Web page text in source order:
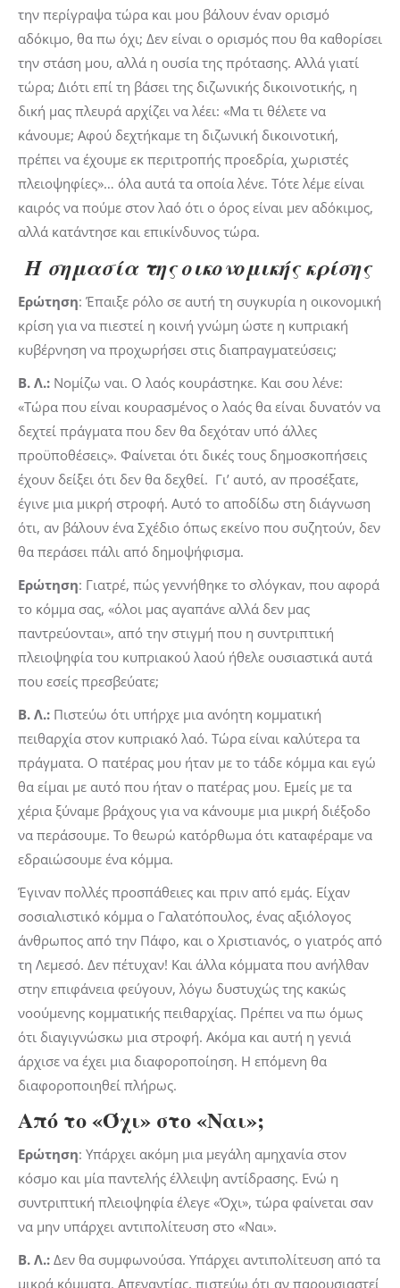
την περίγραψα τώρα και μου βάλουν έναν ορισμό
αδόκιμο, θα πω όχι; Δεν είναι ο ορισμός που θα καθορίσει
την στάση μου, αλλά η ουσία της πρότασης. Αλλά γιατί
τώρα; Διότι επί τη βάσει της διζωνικής δικοινοτικής, η
δική μας πλευρά αρχίζει να λέει: «Μα τι θέλετε να
κάνουμε; Αφού δεχτήκαμε τη διζωνική δικοινοτική,
πρέπει να έχουμε εκ περιτροπής προεδρία, χωριστές
πλειοψηφίες»… όλα αυτά τα οποία λένε. Τότε λέμε είναι
καιρός να πούμε στον λαό ότι ο όρος είναι μεν αδόκιμος,
αλλά κατάντησε και επικίνδυνος τώρα.
Η σημασία της οικονομικής κρίσης
Ερώτηση: Έπαιξε ρόλο σε αυτή τη συγκυρία η οικονομική
κρίση για να πιεστεί η κοινή γνώμη ώστε η κυπριακή
κυβέρνηση να προχωρήσει στις διαπραγματεύσεις;
Β. Λ.: Νομίζω ναι. Ο λαός κουράστηκε. Και σου λένε:
«Τώρα που είναι κουρασμένος ο λαός θα είναι δυνατόν να
δεχτεί πράγματα που δεν θα δεχόταν υπό άλλες
προϋποθέσεις». Φαίνεται ότι δικές τους δημοσκοπήσεις
έχουν δείξει ότι δεν θα δεχθεί. Γι’ αυτό, αν προσέξατε,
έγινε μια μικρή στροφή. Αυτό το αποδίδω στη διάγνωση
ότι, αν βάλουν ένα Σχέδιο όπως εκείνο που συζητούν, δεν
θα περάσει πάλι από δημοψήφισμα.
Ερώτηση: Γιατρέ, πώς γεννήθηκε το σλόγκαν, που αφορά
το κόμμα σας, «όλοι μας αγαπάνε αλλά δεν μας
παντρεύονται», από την στιγμή που η συντριπτική
πλειοψηφία του κυπριακού λαού ήθελε ουσιαστικά αυτά
που εσείς πρεσβεύατε;
Β. Λ.: Πιστεύω ότι υπήρχε μια ανόητη κομματική
πειθαρχία στον κυπριακό λαό. Τώρα είναι καλύτερα τα
πράγματα. Ο πατέρας μου ήταν με το τάδε κόμμα και εγώ
θα είμαι με αυτό που ήταν ο πατέρας μου. Εμείς με τα
χέρια ξύναμε βράχους για να κάνουμε μια μικρή διέξοδο
να περάσουμε. Το θεωρώ κατόρθωμα ότι καταφέραμε να
εδραιώσουμε ένα κόμμα.
Έγιναν πολλές προσπάθειες και πριν από εμάς. Είχαν
σοσιαλιστικό κόμμα ο Γαλατόπουλος, ένας αξιόλογος
άνθρωπος από την Πάφο, και ο Χριστιανός, ο γιατρός από
τη Λεμεσό. Δεν πέτυχαν! Και άλλα κόμματα που ανήλθαν
στην επιφάνεια φεύγουν, λόγω δυστυχώς της κακώς
νοούμενης κομματικής πειθαρχίας. Πρέπει να πω όμως
ότι διαγιγνώσκω μια στροφή. Ακόμα και αυτή η γενιά
άρχισε να έχει μια διαφοροποίηση. Η επόμενη θα
διαφοροποιηθεί πλήρως.
Από το «Όχι» στο «Ναι»;
Ερώτηση: Υπάρχει ακόμη μια μεγάλη αμηχανία στον
κόσμο και μία παντελής έλλειψη αντίδρασης. Ενώ η
συντριπτική πλειοψηφία έλεγε «Όχι», τώρα φαίνεται σαν
να μην υπάρχει αντιπολίτευση στο «Ναι».
Β. Λ.: Δεν θα συμφωνούσα. Υπάρχει αντιπολίτευση από τα
μικρά κόμματα. Απεναντίας, πιστεύω ότι αν παρουσιαστεί